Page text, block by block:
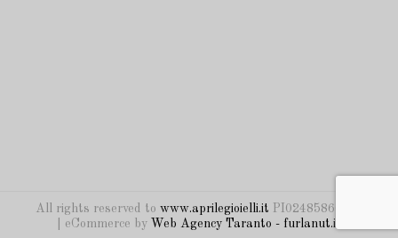
All rights reserved to www.aprilegioielli.it PI02485860742
| eCommerce by Web Agency Taranto - furlanut.it